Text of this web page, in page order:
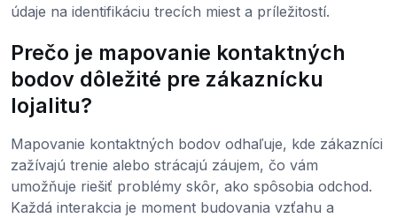
údaje na identifikáciu trecích miest a príležitostí.
Prečo je mapovanie kontaktných
bodov dôležité pre zákaznícku
lojalitu?
Mapovanie kontaktných bodov odhaľuje, kde zákazníci
zažívajú trenie alebo strácajú záujem, čo vám
umožňuje riešiť problémy skôr, ako spôsobia odchod.
Každá interakcia je moment budovania vzťahu a